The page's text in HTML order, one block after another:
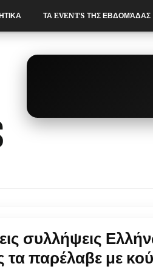
ΤΑ EVENTS ΤΗΣ ΕΒΔΟΜΆΔΑΣ
συλλήψεις
παρέλαβε με